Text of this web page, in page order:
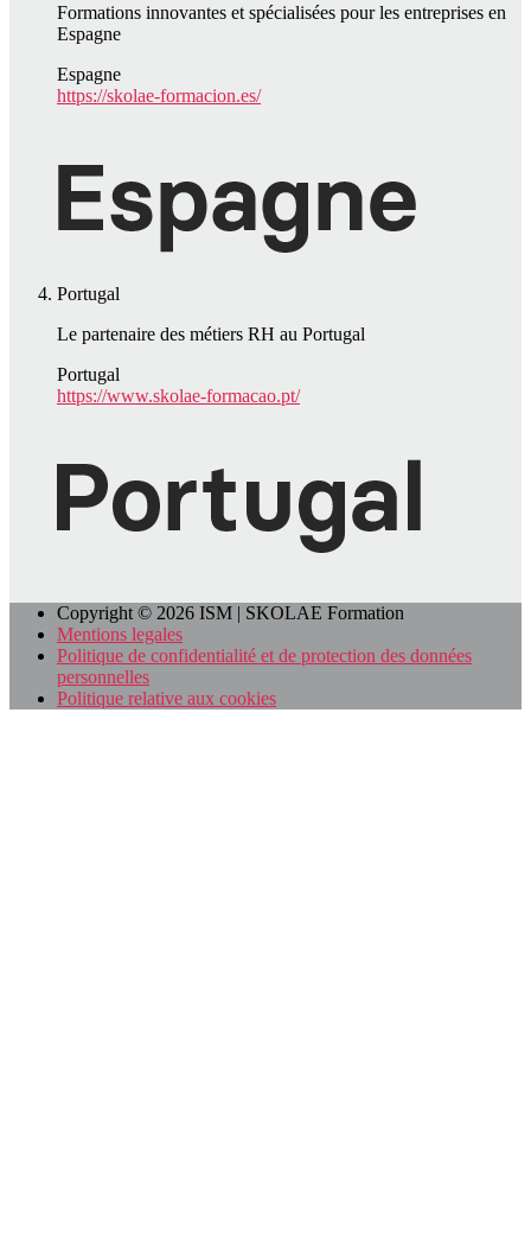
Formations innovantes et spécialisées pour les entreprises en
Espagne
Espagne
https://skolae-formacion.es/
Portugal
Le partenaire des métiers RH au Portugal
Portugal
https://www.skolae-formacao.pt/
Copyright © 2026 ISM | SKOLAE Formation
Mentions legales
Politique de confidentialité et de protection des données
personnelles
Politique relative aux cookies